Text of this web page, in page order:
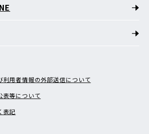
利用者情報の外部送信について
表等について
表記